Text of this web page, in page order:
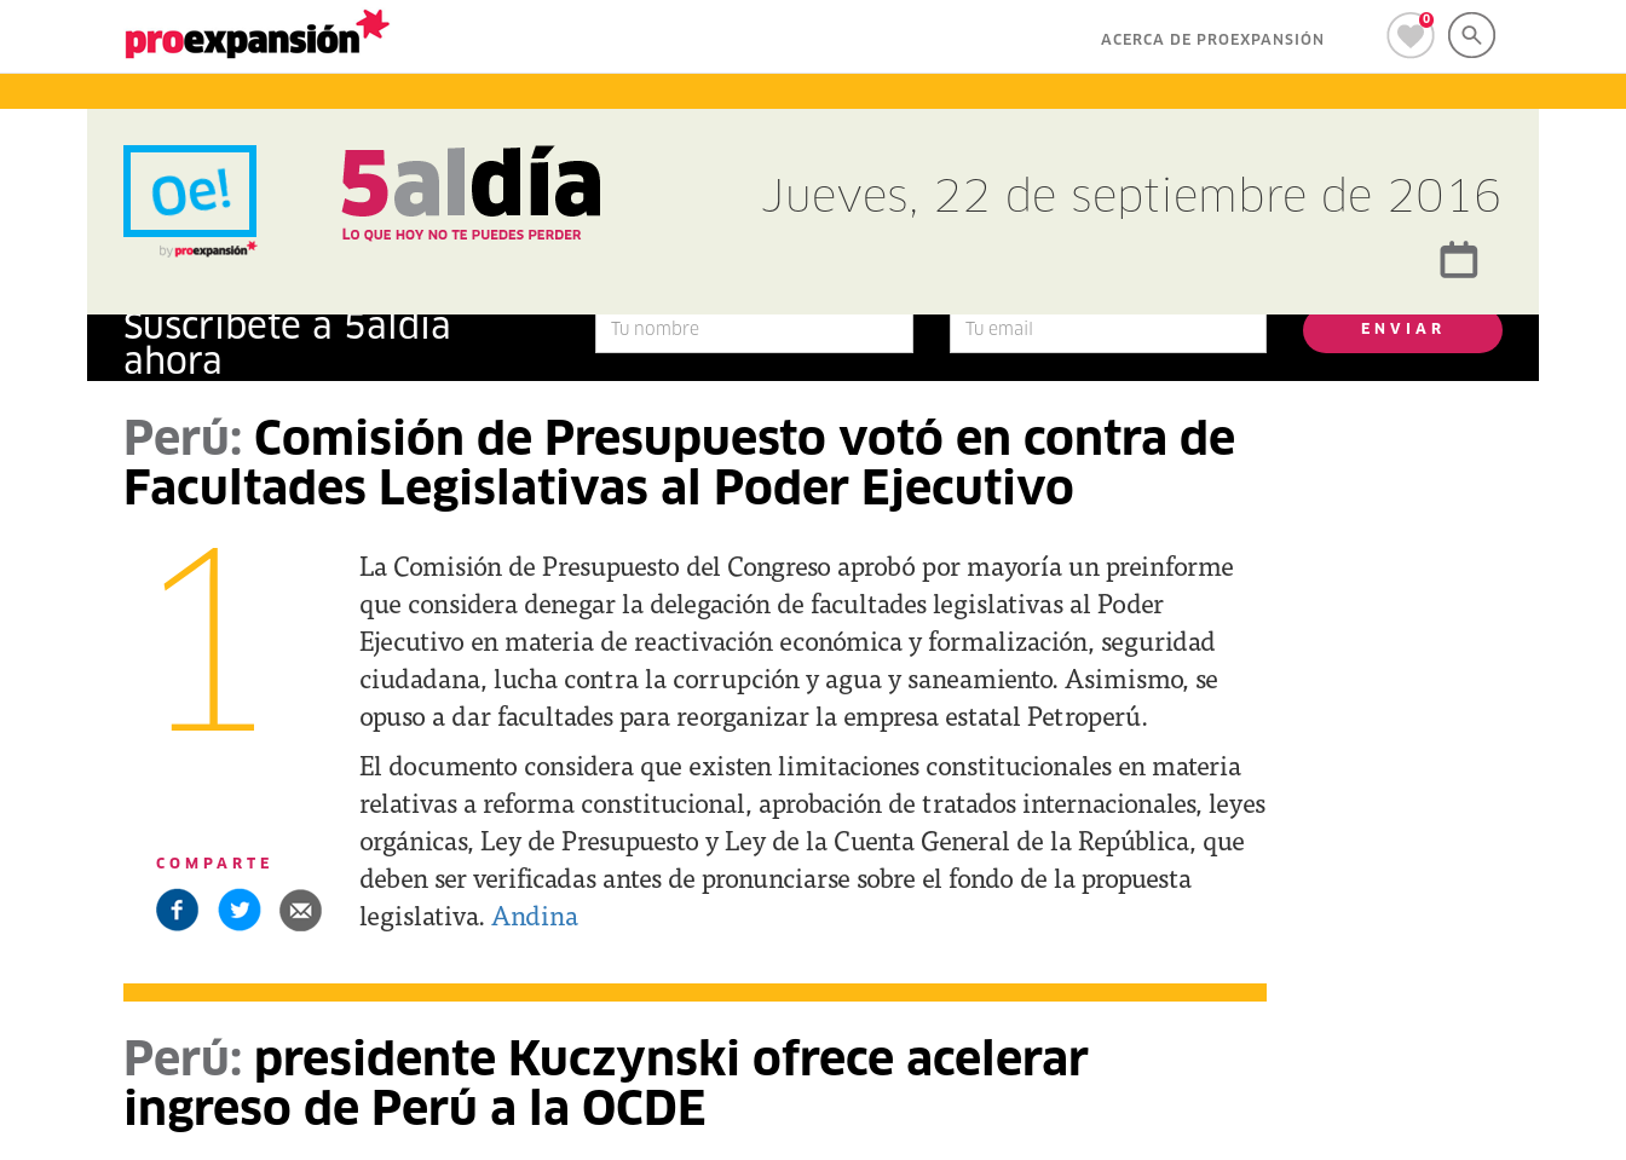
0
ACERCA DE PROEXPANSIÓN
Jueves, 22 de septiembre de 2016
Suscríbete a 5al día
ahora
ENVIAR
Perú: Comisión de Presupuesto votó en contra de
Facultades Legislativas al Poder Ejecutivo
1
La Comisión de Presupuesto del Congreso aprobó por mayoría un preinforme
que considera denegar la delegación de facultades legislativas al Poder
Ejecutivo en materia de reactivación económica y formalización, seguridad
ciudadana, lucha contra la corrupción y agua y saneamiento. Asimismo, se
opuso a dar facultades para reorganizar la empresa estatal Petroperú.
El documento considera que existen limitaciones constitucionales en materia
relativas a reforma constitucional, aprobación de tratados internacionales, leyes
orgánicas, Ley de Presupuesto y Ley de la Cuenta General de la República, que
deben ser verificadas antes de pronunciarse sobre el fondo de la propuesta
legislativa. Andina
COMPARTE
Perú: presidente Kuczynski ofrece acelerar
ingreso de Perú a la OCDE